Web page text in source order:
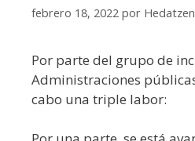
febrero 18, 2022 por Hedatzen
Por parte del grupo de
Administraciones
cabo una triple labor: